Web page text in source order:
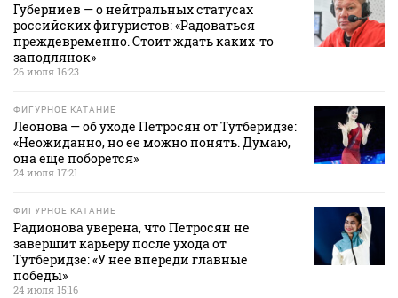
Губерниев — о нейтральных статусах
российских фигуристов: «Радоваться
преждевременно. Стоит ждать каких‑то
заподлянок»
26 июля 16:23
ФИГУРНОЕ КАТАНИЕ
Леонова — об уходе Петросян от Тутберидзе:
«Неожиданно, но ее можно понять. Думаю,
она еще поборется»
24 июля 17:21
ФИГУРНОЕ КАТАНИЕ
Радионова уверена, что Петросян не
завершит карьеру после ухода от
Тутберидзе: «У нее впереди главные
победы»
24 июля 15:16